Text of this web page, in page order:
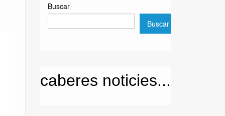
Buscar
Buscar
caberes noticies...